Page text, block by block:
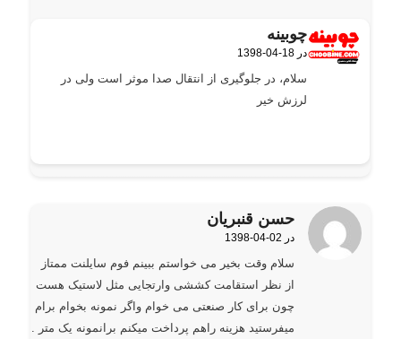
چوبینه
گفته:1398-04-18 در
سلام، در جلوگیری از انتقال صدا موثر است ولی در
لرزش خیر
حسن قنبریان
گفته:1398-04-02 در
سلام وقت بخیر می خواستم ببینم فوم سایلنت ممتاز
از نظر استقامت کششی وارتجایی مثل لاستیک هست
چون برای کار صنعتی می خوام واگر نمونه بخوام برام
میفرستید هزینه راهم پرداخت میکنم برانمونه یک متر .